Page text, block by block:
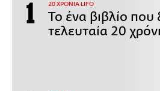
20 ΧΡΟΝΙΑ LIFO
Το ένα βιβλίο που
τελευταία 20